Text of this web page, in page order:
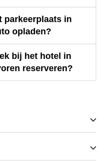
parkeerplaats in
opladen?
bij het hotel in
reserveren?